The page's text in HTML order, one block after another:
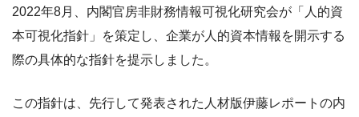
2022年8月、内閣官房非財務情報可視化研究会が「人的資
本可視化指針」を策定し、企業が人的資本情報を開示する
際の具体的な指針を提示しました。
この指針は、先行して発表された人材版伊藤レポートの内